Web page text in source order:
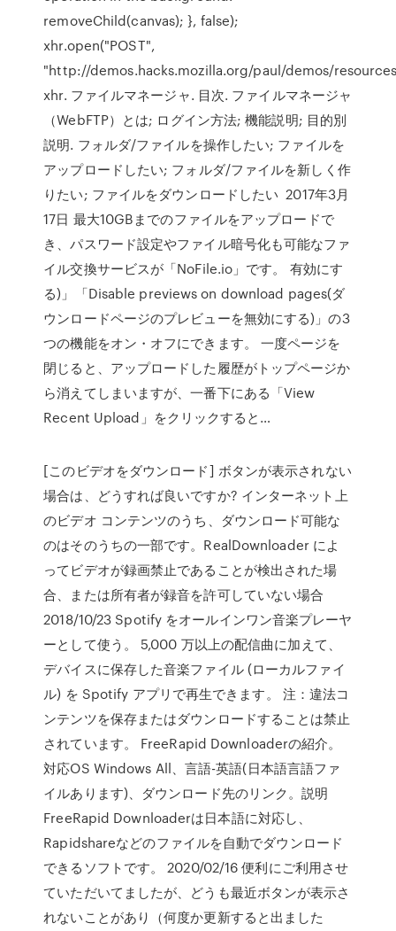
removeChild(canvas); }, false);
xhr.open("POST",
"http://demos.hacks.mozilla.org/paul/demos/
xhr. ファイルマネージャ. 目次. ファイルマネージャ
（WebFTP）とは; ログイン方法; 機能説明; 目的別
説明. フォルダ/ファイルを操作したい; ファイルを
アップロードしたい; フォルダ/ファイルを新しく作
りたい; ファイルをダウンロードしたい 2017年3月
17日 最大10GBまでのファイルをアップロードで
き、パスワード設定やファイル暗号化も可能なファ
イル交換サービスが「NoFile.io」です。 有効にす
る)」「Disable previews on download pages(ダ
ウンロードページのプレビューを無効にする)」の3
つの機能をオン・オフにできます。 一度ページを
閉じると、アップロードした履歴がトップページか
ら消えてしまいますが、一番下にある「View
Recent Upload」をクリックすると…
[このビデオをダウンロード] ボタンが表示されない
場合は、どうすれば良いですか? インターネット上
のビデオ コンテンツのうち、ダウンロード可能な
のはそのうちの一部です。RealDownloader によ
ってビデオが録画禁止であることが検出された場
合、または所有者が録音を許可していない場合
2018/10/23 Spotify をオールインワン音楽プレーヤ
ーとして使う。 5,000 万以上の配信曲に加えて、
デバイスに保存した音楽ファイル (ローカルファイ
ル) を Spotify アプリで再生できます。 注：違法コ
ンテンツを保存またはダウンロードすることは禁止
されています。 FreeRapid Downloaderの紹介。
対応OS Windows All、言語-英語(日本語言語ファ
イルあります)、ダウンロード先のリンク。説明
FreeRapid Downloaderは日本語に対応し、
Rapidshareなどのファイルを自動でダウンロード
できるソフトです。 2020/02/16 便利にご利用させ
ていただいてましたが、どうも最近ボタンが表示さ
れないことがあり（何度か更新すると出ました